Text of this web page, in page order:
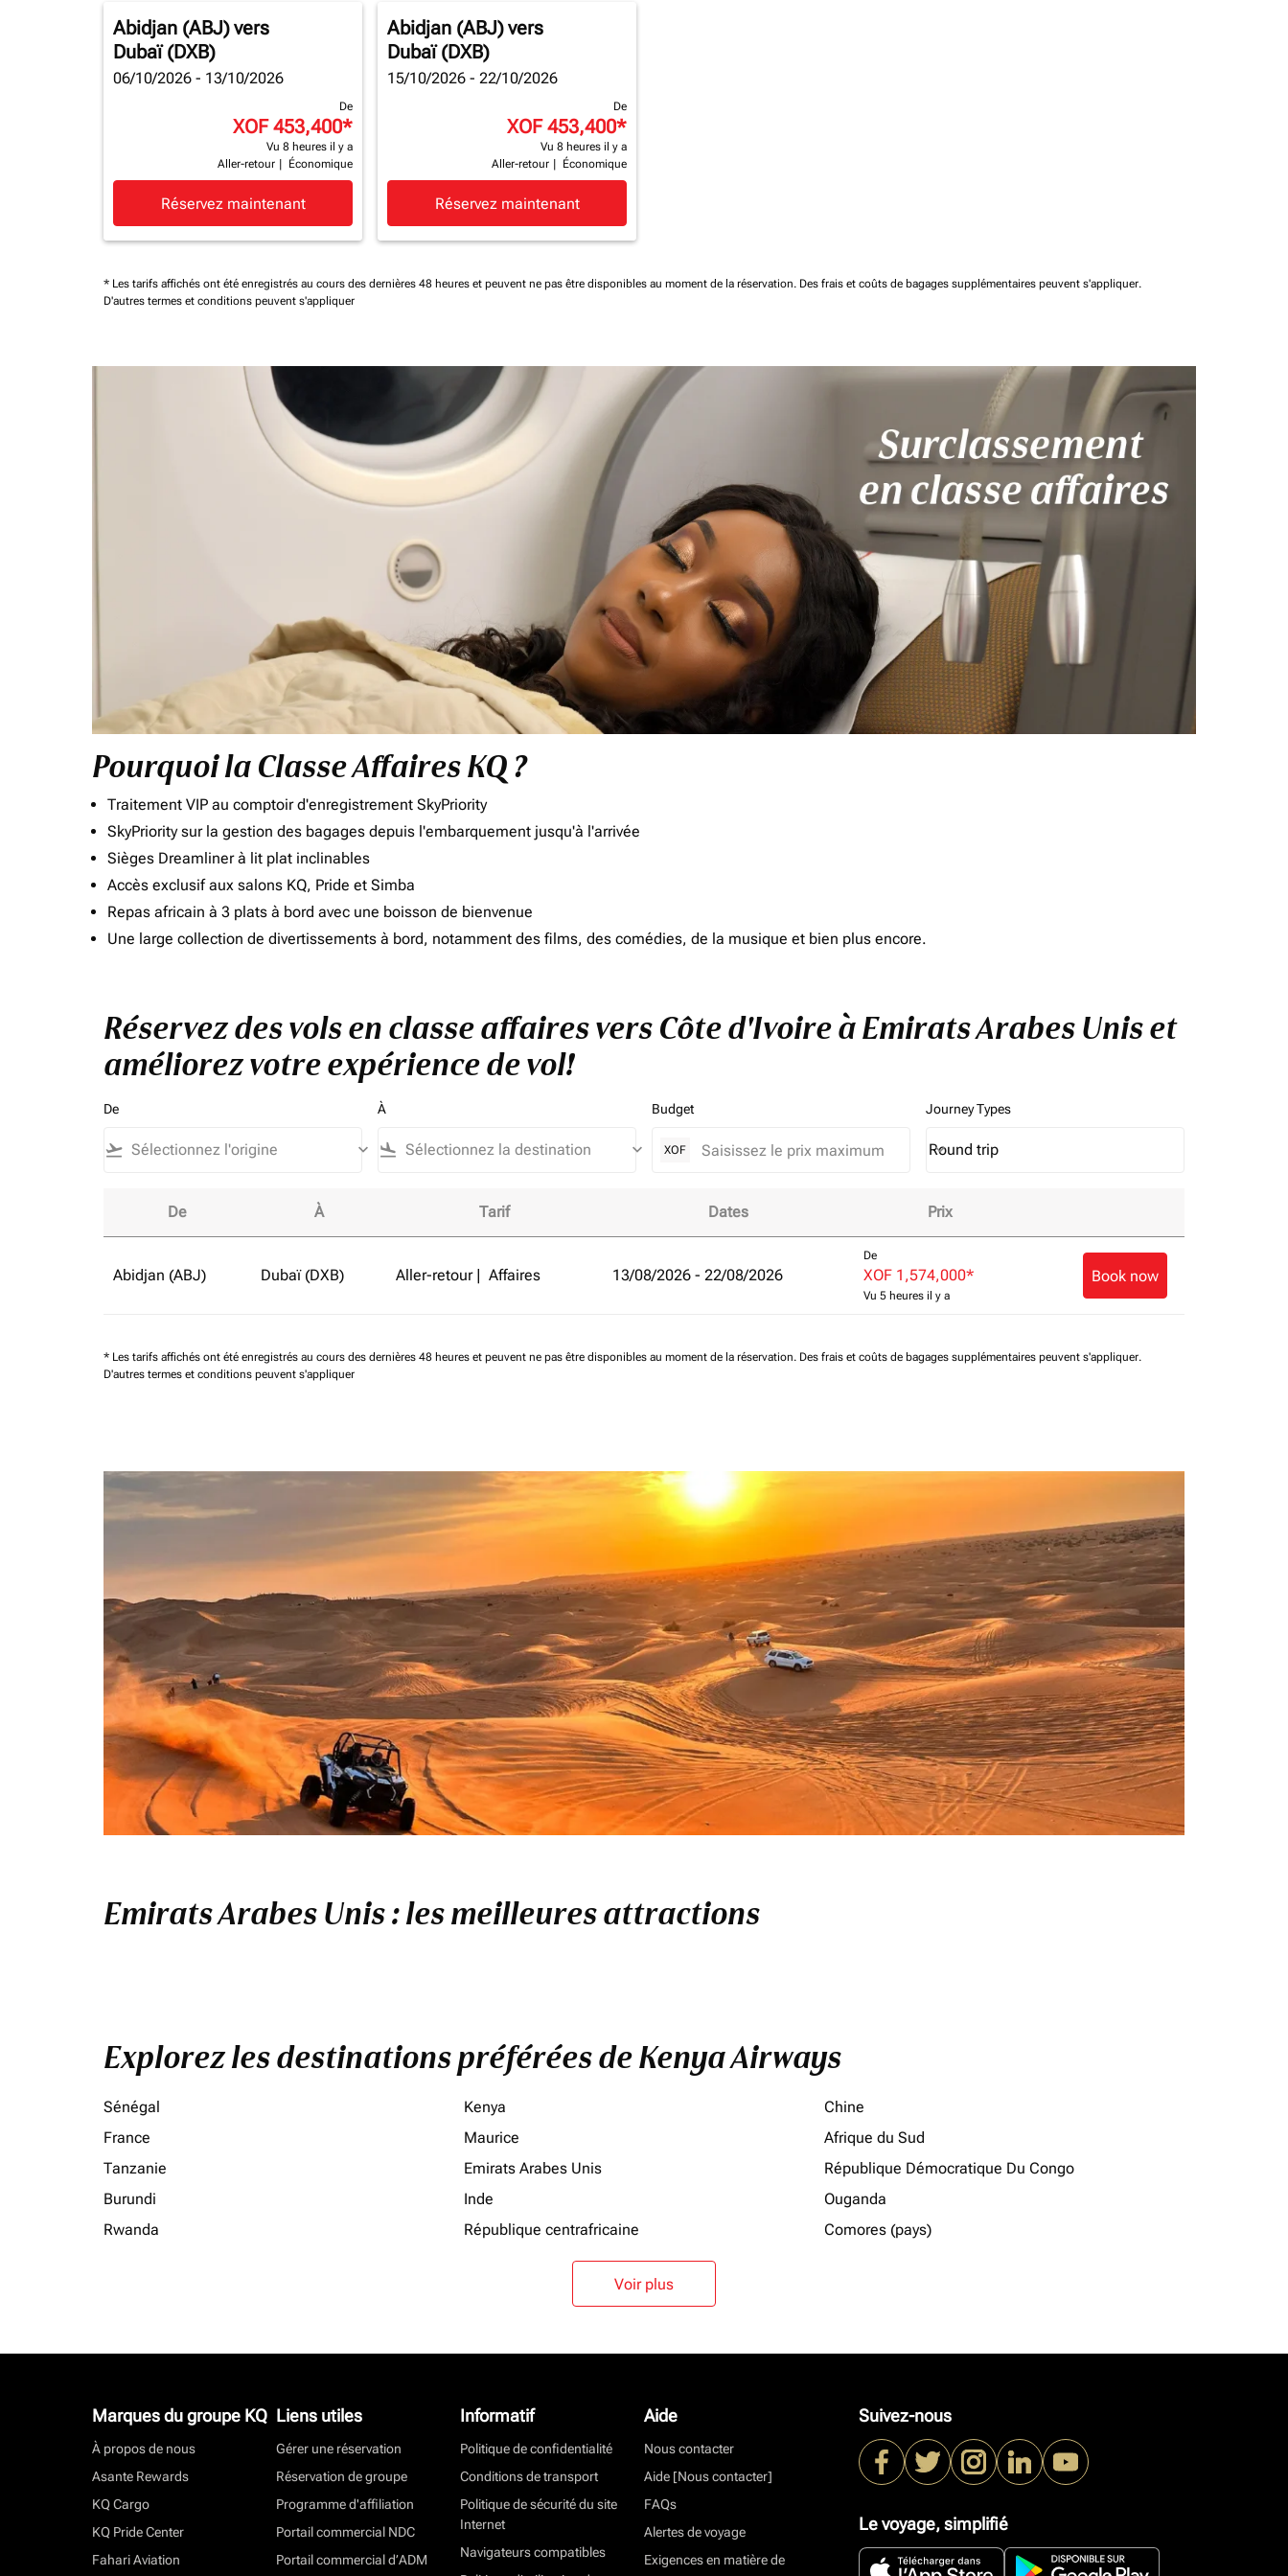
Abidjan (ABJ)vers
Dubaï (DXB)
06/10/2026 - 13/10/2026
De
XOF 453,400*
Vu 8 heures il y a
Aller-retour
Économique
Réservez maintenant
Abidjan (ABJ)vers
Dubaï (DXB)
15/10/2026 - 22/10/2026
De
XOF 453,400*
Vu 8 heures il y a
Aller-retour
Économique
Réservez maintenant
* Les tarifs affichés ont été enregistrés au cours des dernières 48 heures et peuvent ne pas être disponibles au moment de la réservation. Des frais et coûts de bagages supplémentaires peuvent s'appliquer.
D'autres termes et conditions peuvent s'appliquer
Pourquoi la Classe Affaires KQ ?
Traitement VIP au comptoir d'enregistrement SkyPriority
SkyPriority sur la gestion des bagages depuis l'embarquement jusqu'à l'arrivée
Sièges Dreamliner à lit plat inclinables
Accès exclusif aux salons KQ, Pride et Simba
Repas africain à 3 plats à bord avec une boisson de bienvenue
Une large collection de divertissements à bord, notamment des films, des comédies, de la musique et bien plus encore.
Réservez des vols en classe affaires vers Côte d'Ivoire à Emirats Arabes Unis et
améliorez votre expérience de vol!
De
flight_takeoff keyboard_arrow_down
À
flight_land keyboard_arrow_down
Budget
XOF
Journey Types
Journey Types option Round trip Selected
Round trip
keyboard_arrow_down
Réservez des vols en classe affaires vers Côte d'Ivoire à Emirats Arabes Unis et améliorez votre expérience de vol!
De À Tarif Dates Prix
Abidjan (ABJ) Dubaï (DXB) Aller-retour | Affaires 13/08/2026 - 22/08/2026
De
XOF 1,574,000*
Vu 5 heures il y a
Book now
* Les tarifs affichés ont été enregistrés au cours des dernières 48 heures et peuvent ne pas être disponibles au moment de la réservation. Des frais et coûts de bagages supplémentaires peuvent s'appliquer.
D'autres termes et conditions peuvent s'appliquer
Emirats Arabes Unis : les meilleures attractions
Explorez les destinations préférées de Kenya Airways
Sénégal Kenya
Chine
France
Maurice
Afrique du Sud
Tanzanie
Emirats Arabes Unis
République Démocratique Du Congo
Burundi
Inde
Ouganda
Rwanda
République centrafricaine Comores (pays)
Voir plus
Marques du groupe KQ
À propos de nous
Asante Rewards
KQ Cargo
KQ Pride Center
Fahari Aviation
Liens utiles
Gérer une réservation
Réservation de groupe
Programme d'affiliation
Portail commercial NDC
Portail commercial d’ADM
Informatif
Politique de confidentialité
Conditions de transport
Politique de sécurité du site
Internet
Navigateurs compatibles
Aide
Nous contacter
Aide [Nous contacter]
FAQs
Alertes de voyage
Exigences en matière de
Suivez-nous
Le voyage, simplifié